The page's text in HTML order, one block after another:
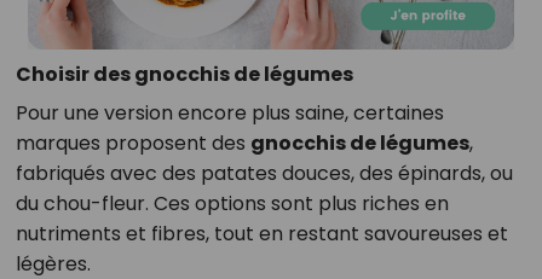
Choisir des gnocchis de légumes
Pour une version encore plus saine, certaines
marques proposent des gnocchis de légumes,
fabriqués avec des patates douces, des épinards, ou
du chou-fleur. Ces options sont plus riches en
nutriments et fibres, tout en restant savoureuses et
légères.